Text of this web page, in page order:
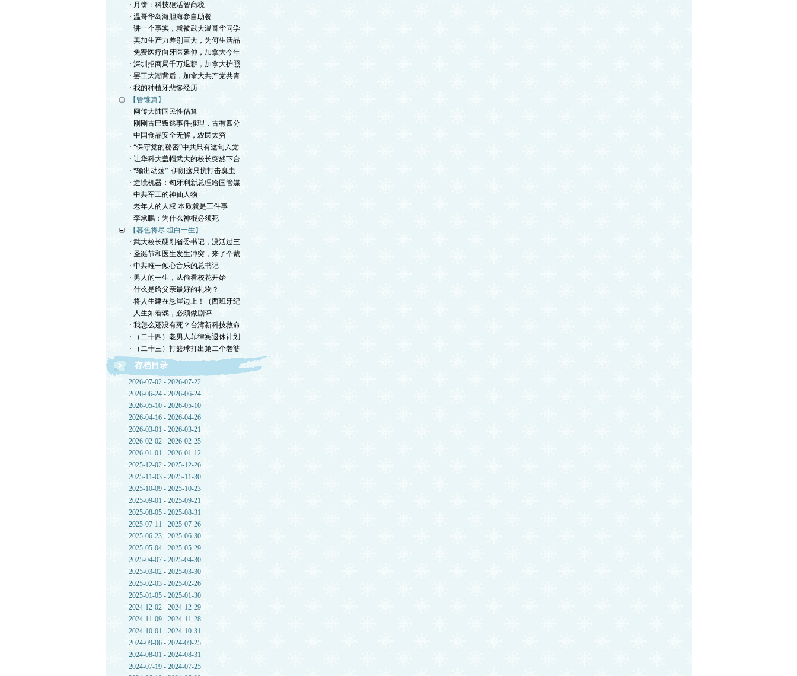
· 月饼：科技狠活智商税
· 温哥华岛海胆海参自助餐
· 讲一个事实，就被武大温哥华同学
· 美加生产力差别巨大，为何生活品
· 免费医疗向牙医延伸，加拿大今年
· 深圳招商局千万退薪，加拿大护照
· 罢工大潮背后，加拿大共产党共青
· 我的种植牙悲惨经历
【管锥篇】
· 网传大陆国民性估算
· 刚刚古巴叛逃事件推理，古有四分
· 中国食品安全无解，农民太穷
· “保守党的秘密”中共只有这句入党
· 让华科大盖帽武大的校长突然下台
· “输出动荡”: 伊朗这只抗打击臭虫
· 造谎机器：匈牙利新总理给国管媒
· 中共军工的神仙人物
· 老年人的人权 本质就是三件事
· 李承鹏：为什么神棍必须死
【暮色将尽 坦白一生】
· 武大校长硬刚省委书记，没活过三
· 圣诞节和医生发生冲突，来了个裁
· 中共唯一倾心音乐的总书记
· 男人的一生，从偷看校花开始
· 什么是给父亲最好的礼物？
· 将人生建在悬崖边上！（西班牙纪
· 人生如看戏，必须做剧评
· 我怎么还没有死？台湾新科技救命
· （二十四）老男人菲律宾退休计划
· （二十三）打篮球打出第二个老婆
存档目录
2026-07-02 - 2026-07-22
2026-06-24 - 2026-06-24
2026-05-10 - 2026-05-10
2026-04-16 - 2026-04-26
2026-03-01 - 2026-03-21
2026-02-02 - 2026-02-25
2026-01-01 - 2026-01-12
2025-12-02 - 2025-12-26
2025-11-03 - 2025-11-30
2025-10-09 - 2025-10-23
2025-09-01 - 2025-09-21
2025-08-05 - 2025-08-31
2025-07-11 - 2025-07-26
2025-06-23 - 2025-06-30
2025-05-04 - 2025-05-29
2025-04-07 - 2025-04-30
2025-03-02 - 2025-03-30
2025-02-03 - 2025-02-26
2025-01-05 - 2025-01-30
2024-12-02 - 2024-12-29
2024-11-09 - 2024-11-28
2024-10-01 - 2024-10-31
2024-09-06 - 2024-09-25
2024-08-01 - 2024-08-31
2024-07-19 - 2024-07-25